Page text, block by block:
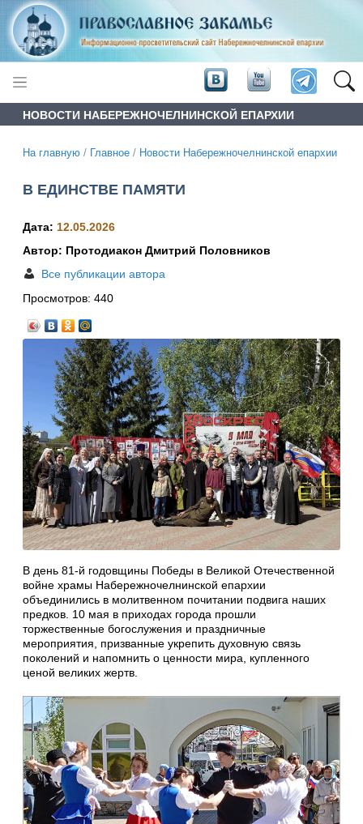
НОВОСТИ НАБЕРЕЖНОЧЕЛНИНСКОЙ ЕПАРХИИ
На главную / Главное / Новости Набережночелнинской епархии
В ЕДИНСТВЕ ПАМЯТИ
Дата: 12.05.2026
Автор: Протодиакон Дмитрий Половников
Все публикации автора
Просмотров: 440
В день 81‑й годовщины Победы в Великой Отечественной
войне храмы Набережночелнинской епархии
объединились в молитвенном почитании подвига наших
предков. 10 мая в приходах города прошли
торжественные богослужения и праздничные
мероприятия, призванные укрепить духовную связь
поколений и напомнить о ценности мира, купленного
ценой великих жертв.